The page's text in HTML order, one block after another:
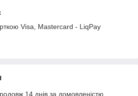
Visa, Mastercard - LiqPay
14 днів за домовленістю